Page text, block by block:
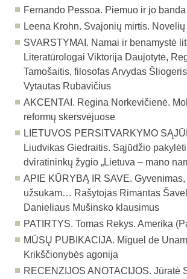
Fernando Pessoa. Piemuo ir jo banda
Leena Krohn. Svajonių mirtis.
SVARSTYMAI. Namai ir benamystė
Literatūrologai Viktorija Daujotytė,
Tamošaitis, filosofas Arvydas
Vytautas Rubavičius
AKCENTAI. Regina Norkevičienė.
reformų skersvėjuose
LIETUVOS PERSITVARKYMO
Liudvikas Giedraitis. Sąjūdžio
dviratininkų žygio „Lietuva – mano
APIE KŪRYBĄ IR SAVE.
užsukam… Rašytojas Rimantas
Danieliaus Mušinsko klausimus
PATIRTYS.Tomas Rekys. Amerika
MŪSŲ PUBIKACIJA. Miguel de
Krikščionybės agonija
RECENZIJOS ANOTACIJOS.Jūratė